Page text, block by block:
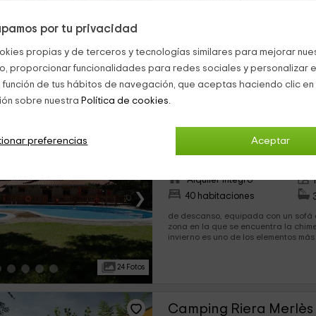
por tu privacidad
propias y de terceros y tecnologías similares para mejorar
proporcionar funcionalidades para redes sociales y personalizar
de tus hábitos de navegación, que aceptas haciendo clic
sobre nuestra Política de cookies.
Aceptar
preferencias
›
30 Fotos
en: Un salón comedor en el que
›
24 Fotos
Camping Fontfreda
Castellar Del Riu, Barcelona
Alquiler íntegro
40 habitaciones
de descanso, equipada con un sofá
zona en la que se encuentra la
invierno es uno de los elementos
Camping Riera Merlès